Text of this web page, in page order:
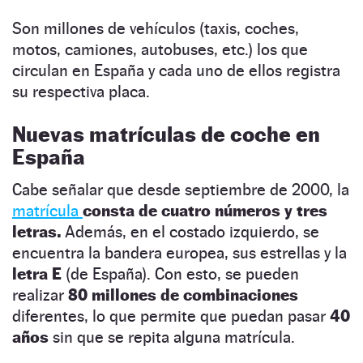
Son millones de vehículos (taxis, coches,
motos, camiones, autobuses, etc.) los que
circulan en España y cada uno de ellos registra
su respectiva placa.
Nuevas matrículas de coche en
España
Cabe señalar que desde septiembre de 2000, la
matrícula consta de cuatro números y tres
letras. Además, en el costado izquierdo, se
encuentra la bandera europea, sus estrellas y la
letra E (de España). Con esto, se pueden
realizar 80 millones de combinaciones
diferentes, lo que permite que puedan pasar 40
años sin que se repita alguna matrícula.